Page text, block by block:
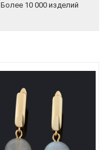
Более 10 000 изделий